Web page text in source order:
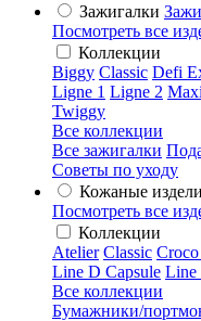
Зажигалки
Посмотреть все
Коллекции
Biggy Classic Defi
Ligne 1 Ligne 2
Twiggy
Все коллекции
Все зажигалки
Советы по уходу
Кожаные
Посмотреть все
Коллекции
Atelier Classic
Line D Capsule Line
Все коллекции
Бумажники/